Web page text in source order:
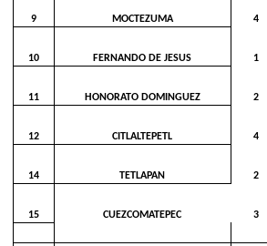
9 MOCTEZUMA 4
10 FERNANDO DE JESUS 1
11 HONORATO DOMINGUEZ 2
12 CITLALTEPETL 4
14 TETLAPAN 2
15 CUEZCOMATEPEC 3